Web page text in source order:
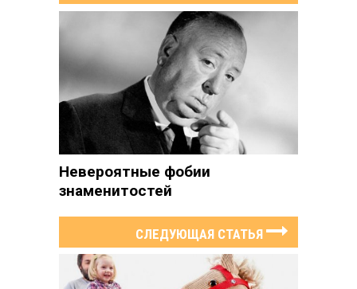
Невероятные фобии
знаменитостей
СЛЕДУЮЩАЯ СТАТЬЯ